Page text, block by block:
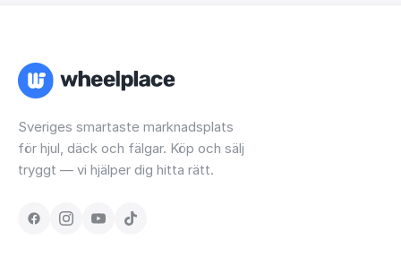
Sveriges smartaste marknadsplats
för hjul, däck och fälgar. Köp och sälj
tryggt — vi hjälper dig hitta rätt.